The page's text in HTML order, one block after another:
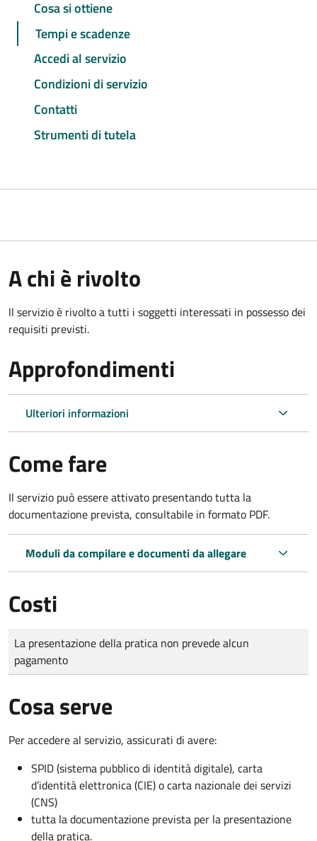
Cosa si ottiene
Tempi e scadenze
Accedi al servizio
Condizioni di servizio
Contatti
Strumenti di tutela
A chi è rivolto
Il servizio è rivolto a tutti i soggetti interessati in possesso dei
requisiti previsti.
Approfondimenti
Ulteriori informazioni
Come fare
Il servizio può essere attivato presentando tutta la
documentazione prevista, consultabile in formato PDF.
Moduli da compilare e documenti da allegare
Costi
Tipo di pagamento
Importo
La presentazione della pratica non prevede alcun
pagamento
Cosa serve
Per accedere al servizio, assicurati di avere:
SPID (sistema pubblico di identità digitale), carta
d’identità elettronica (CIE) o carta nazionale dei servizi
(CNS)
tutta la documentazione prevista per la presentazione
della pratica.